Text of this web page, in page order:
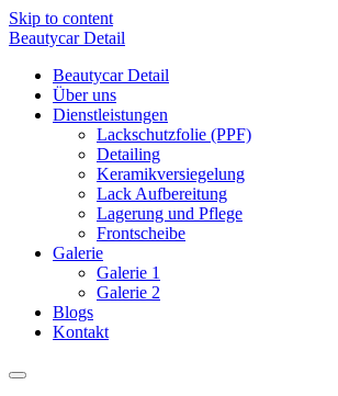
Skip to content
Beautycar Detail
Beautycar Detail
Über uns
Dienstleistungen
Lackschutzfolie (PPF)
Detailing
Keramikversiegelung
Lack Aufbereitung
Lagerung und Pflege
Frontscheibe
Galerie
Galerie 1
Galerie 2
Blogs
Kontakt